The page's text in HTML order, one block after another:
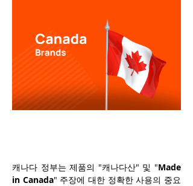
캐나다 정부는 제품의 "캐나다산" 및 "Made
in Canada" 주장에 대한 정확한 사용의 중요